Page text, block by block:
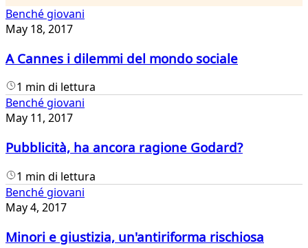
Benché giovani
May 18, 2017
A Cannes i dilemmi del mondo sociale
1 min di lettura
Benché giovani
May 11, 2017
Pubblicità, ha ancora ragione Godard?
1 min di lettura
Benché giovani
May 4, 2017
Minori e giustizia, un'antiriforma rischiosa